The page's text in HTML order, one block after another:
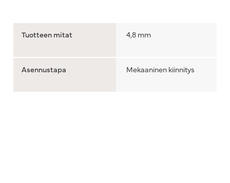
Tuotteen mitat 4,8 mm
Asennustapa Mekaaninen kiinnitys